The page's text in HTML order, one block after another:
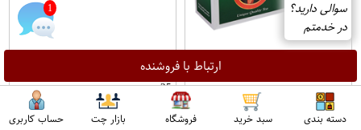
ارتباط با فروشنده
۹۵۱,۹۰۰
چای تی بگ سیلان مخصوص احمد
25 عددی
۳۵۵,۱۰۰ دسته بندی سبد خرید فروشگاه بازار چت حساب کاربری
سوالی دارید؟
در خدمتم
1